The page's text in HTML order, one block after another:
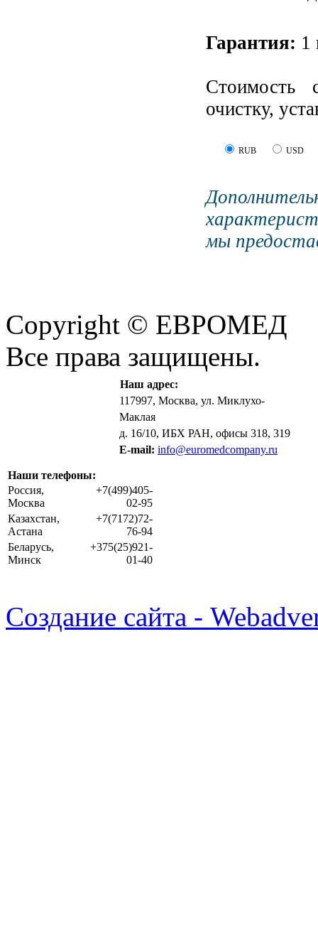
Гарантия: 1
Стоимость
очистку,
RUB USD
мы
Copyright © ЕВРОМЕД
Все права защищены.
Наш адрес:
117997, Москва, ул. Миклухо-
Маклая
д. 16/10, ИБХ РАН, офисы 318, 319
E-mail: info@euromedcompany.ru
Наши телефоны:
Россия,
Москва
+7(499)405-
02-95
Казахстан,
Астана
+7(7172)72-
76-94
Беларусь,
Минск
+375(25)921-
01-40
Создание сайта -